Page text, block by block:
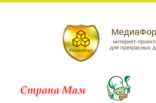
интернет-
для прекрасных